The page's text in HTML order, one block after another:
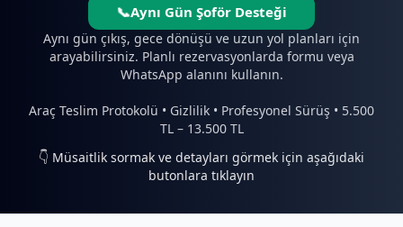
📞Aynı Gün Şoför Desteği
Aynı gün çıkış, gece dönüşü ve uzun yol planları için
arayabilirsiniz. Planlı rezervasyonlarda formu veya
WhatsApp alanını kullanın.
Araç Teslim Protokolü • Gizlilik • Profesyonel Sürüş • 5.500
TL – 13.500 TL
👇 Müsaitlik sormak ve detayları görmek için aşağıdaki
butonlara tıklayın